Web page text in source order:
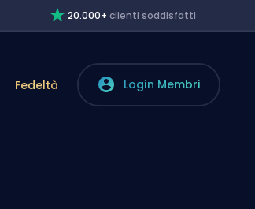
20.000+clienti soddisfatti
Fedeltà Login Membri